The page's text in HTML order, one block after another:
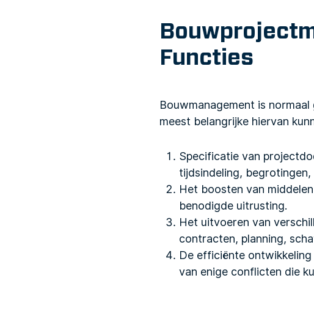
Functies
Bouwmanagement is
meest belangrijke hiervan
Specificatie van
tijdsindeling,
Het boosten van
benodigde uitrusting.
Het uitvoeren van
contracten, planning,
De efficiënte
van enige conflicten die